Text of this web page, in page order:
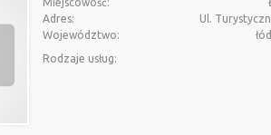
Adres:
Ul.
Województwo:
Rodzaje usług: